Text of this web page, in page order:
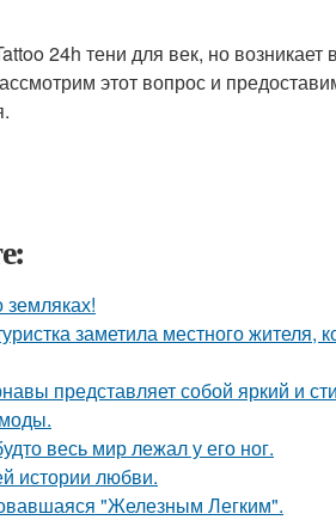
24h тени для век, но возникает
этот вопрос и
заметила местного жителя,
представляет собой яркий и
весь мир лежал у его ног.
истории любви.
"Железным Легким".